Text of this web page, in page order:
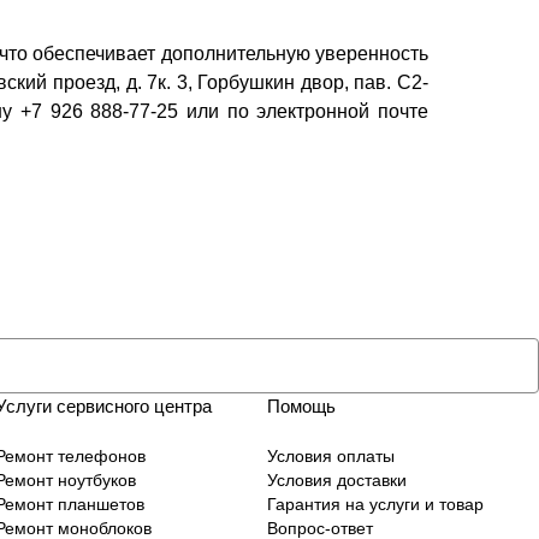
обеспечивает дополнительную уверенность
проезд, д. 7к. 3, Горбушкин двор, пав. C2-
+7 926 888-77-25 или по электронной почте
сервисного центра
телефонов
ноутбуков
планшетов
моноблоков
Помощь
Условия оплаты
Условия доставки
Гарантия на услуги и товар
Вопрос-ответ